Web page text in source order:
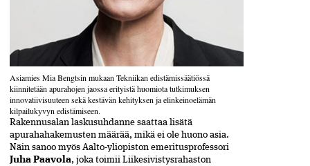
Asiamies Mia Bengtsin mukaan Tekniikan edistämissäätiössä
kiinnitetään apurahojen jaossa erityistä huomiota tutkimuksen
innovatiivisuuteen sekä kestävän kehityksen ja elinkeinoelämän
kilpailukyvyn edistämiseen.
Rakennusalan laskusuhdanne saattaa lisätä
apurahahakemusten määrää, mikä ei ole huono asia.
Näin sanoo myös Aalto-yliopiston emeritusprofessori
Juha Paavola, joka toimii Liikesivistysrahaston